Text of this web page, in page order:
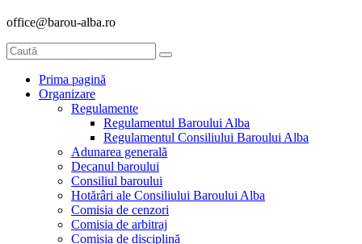
office@barou-alba.ro
Prima pagină
Organizare
Regulamente
Regulamentul Baroului Alba
Regulamentul Consiliului Baroului Alba
Adunarea generală
Decanul baroului
Consiliul baroului
Hotărâri ale Consiliului Baroului Alba
Comisia de cenzori
Comisia de arbitraj
Comisia de disciplină